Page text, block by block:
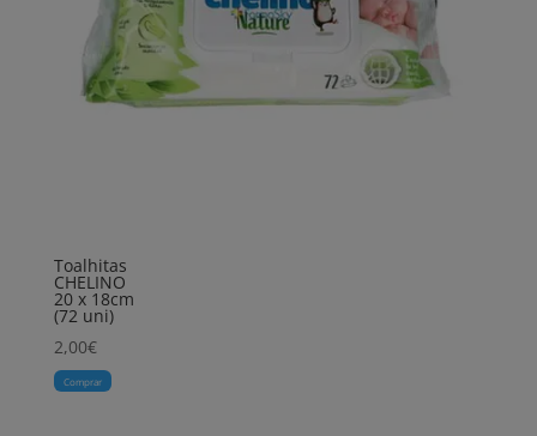
Toalhitas
CHELINO
20 x 18cm
(72 uni)
2,00€
Comprar